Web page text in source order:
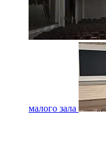
малого зала